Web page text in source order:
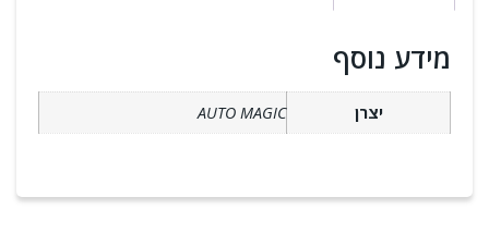
מידע נוסף
יצרן AUTO MAGIC